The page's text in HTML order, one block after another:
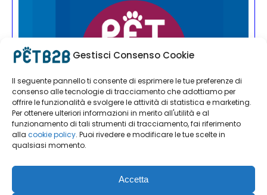
Gestisci Consenso Cookie
Il seguente pannello ti consente di esprimere le tue preferenze di
consenso alle tecnologie di tracciamento che adottiamo per
offrire le funzionalità e svolgere le attività di statistica e marketing.
Per ottenere ulteriori informazioni in merito all'utilità e al
funzionamento di tali strumenti di tracciamento, fai riferimento
alla cookie policy. Puoi rivedere e modificare le tue scelte in
qualsiasi momento.
Accetta